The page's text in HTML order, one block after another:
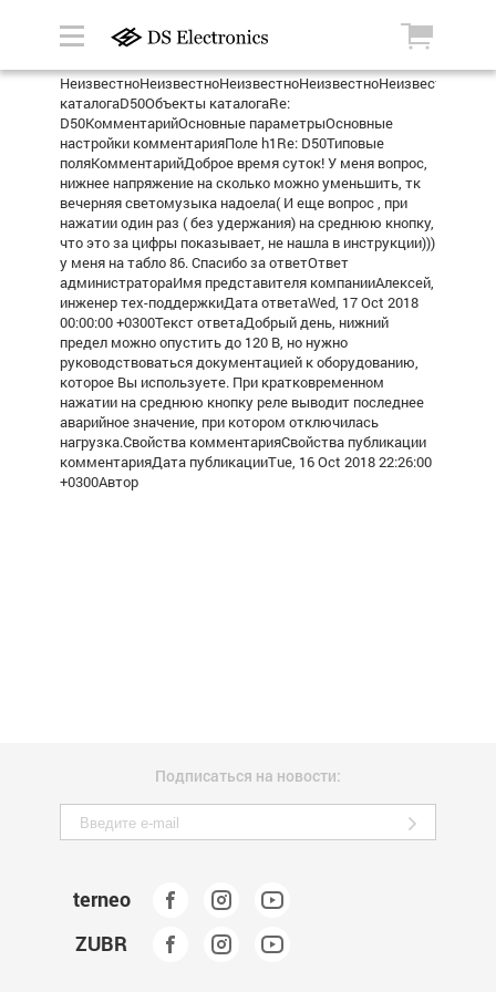
каталогаD50Объекты каталогаRe:
D50КомментарийОсновные параметрыОсновные
настройки комментарияПоле h1Re: D50Типовые
поляКомментарийДоброе время суток! У меня вопрос,
нижнее напряжение на сколько можно уменьшить, тк
вечерняя светомузыка надоела( И еще вопрос , при
нажатии один раз ( без удержания) на среднюю кнопку,
что это за цифры показывает, не нашла в инструкции)))
у меня на табло 86. Спасибо за ответОтвет
администратораИмя представителя компанииАлексей,
инженер тех-поддержкиДата ответаWed, 17 Oct 2018
00:00:00 +0300Текст ответаДобрый день, нижний
предел можно опустить до 120 В, но нужно
руководствоваться документацией к оборудованию,
которое Вы используете. При кратковременном
нажатии на среднюю кнопку реле выводит последнее
аварийное значение, при котором отключилась
нагрузка.Свойства комментарияСвойства публикации
комментарияДата публикацииTue, 16 Oct 2018 22:26:00
+0300Автор
Подписаться на новости:
terneo
ZUBR